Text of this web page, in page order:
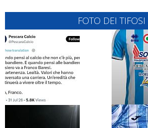
FOTO DEI TIFOSI